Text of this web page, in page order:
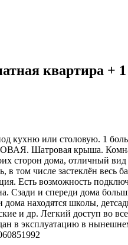
квартира +
кухню или столовую. 1
Шатровая крыша.
сторон дома, отличный вид
в том числе застеклён весь
Есть возможность
Сзади и спереди дома
дома находятся школы,
и др. Легкий доступ во
в эксплуатацию в